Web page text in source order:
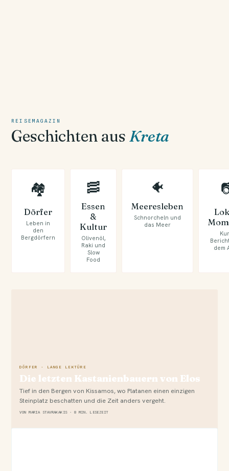
REISEMAGAZIN
Geschichten ausKreta
🏘
Dörfer
Leben in
den
Bergdörfern
🥓
Essen
&
Kultur
Olivenöl,
Raki und
Slow
Food
🐠
Meeresleben
Schnorcheln und
das Meer
dem
DÖRFER · LANGE LEKTÜRE
Die letzten Kastanienbauern von Elos
Tief in den Bergen von Kissamos, wo Platanen einen einzigen
Steinplatz beschatten und die Zeit anders vergeht.
VON MARIA STAVRAKAKIS · 8 MIN. LESEZEIT